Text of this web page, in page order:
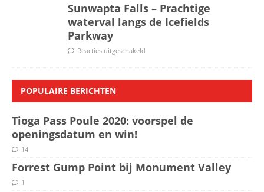
Sunwapta Falls – Prachtige
waterval langs de Icefields
Parkway
Reacties uitgeschakeld
POPULAIRE BERICHTEN
Tioga Pass Poule 2020: voorspel de
openingsdatum en win!
14
Forrest Gump Point bij Monument Valley
1